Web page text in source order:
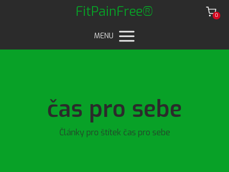
FitPainFree® 0
MENU
čas pro sebe
Články pro štítek čas pro sebe